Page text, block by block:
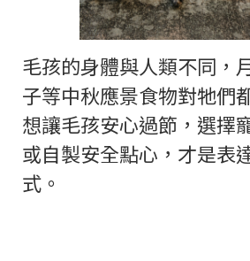
毛孩的身體與人類不同，
子等中秋應景食物對牠們
想讓毛孩安心過節，選擇
或自製安全點心，才是表
式。